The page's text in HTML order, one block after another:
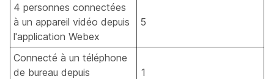
4 personnes connectées
à un appareil vidéo depuis
l'application Webex
5
Connecté à un téléphone
de bureau depuis
1